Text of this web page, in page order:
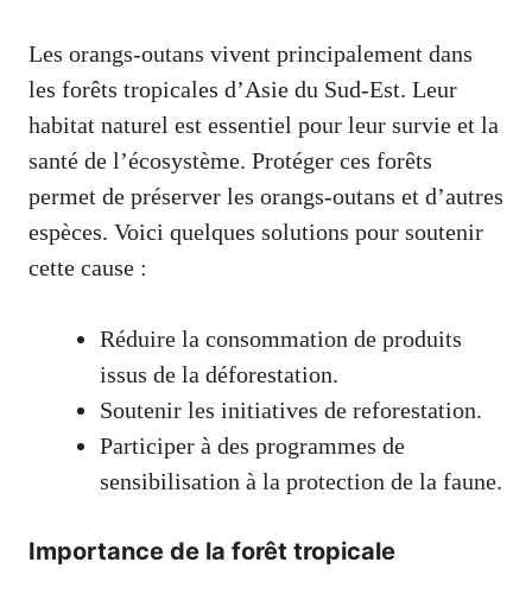
Les orangs-outans vivent principalement dans
les forêts tropicales d’Asie du Sud-Est. Leur
habitat naturel est essentiel pour leur survie et la
santé de l’écosystème. Protéger ces forêts
permet de préserver les orangs-outans et d’autres
espèces. Voici quelques solutions pour soutenir
cette cause :
Réduire la consommation de produits
issus de la déforestation.
Soutenir les initiatives de reforestation.
Participer à des programmes de
sensibilisation à la protection de la faune.
Importance de la forêt tropicale